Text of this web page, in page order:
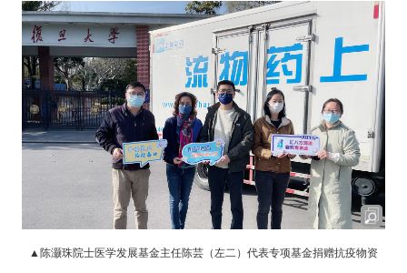
▲陈灏珠院士医学发展基金主任陈芸（左二）代表专项基金捐赠抗疫物资